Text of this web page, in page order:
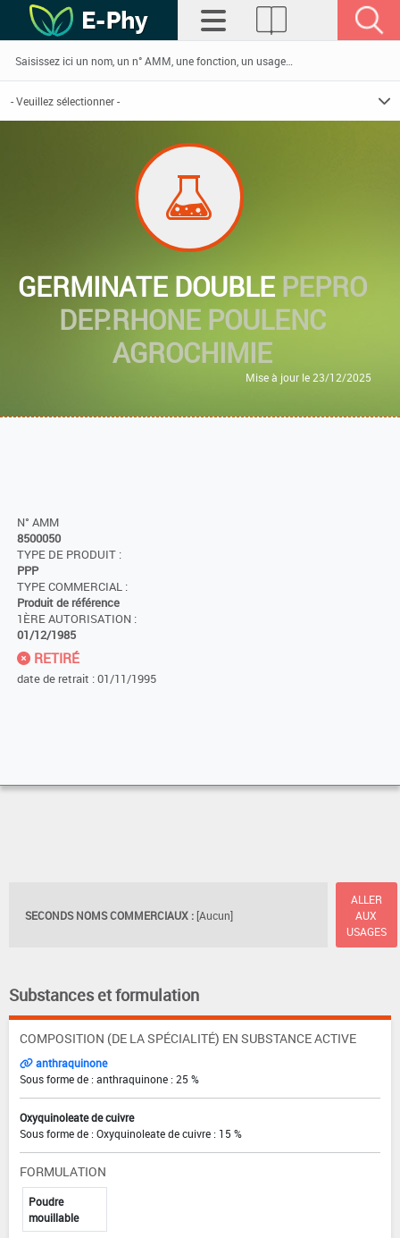
GERMINATE DOUBLE PEPRO
DEP.RHONE POULENC
AGROCHIMIE
Mise à jour le 23/12/2025
N° AMM
8500050
TYPE DE PRODUIT :
PPP
TYPE COMMERCIAL :
Produit de référence
1ÈRE AUTORISATION :
01/12/1985
RETIRÉ
date de retrait : 01/11/1995
SECONDS NOMS COMMERCIAUX : [Aucun]
ALLER
AUX
USAGES
Substances et formulation
COMPOSITION (DE LA SPÉCIALITÉ) EN SUBSTANCE ACTIVE
anthraquinone
Sous forme de : anthraquinone : 25 %
Oxyquinoleate de cuivre
Sous forme de : Oxyquinoleate de cuivre : 15 %
FORMULATION
Poudre
mouillable